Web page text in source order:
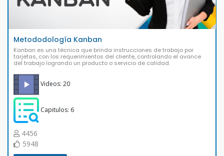
Metododología Kanban
Kanban es una técnica que brinda instrucciones de trabajo por
tarjetas, con los requerimientos del cliente, controlando el avance
del trabajo logrando un producto o servicio de calidad.
Videos: 20
Capitulos: 6
4456
5948